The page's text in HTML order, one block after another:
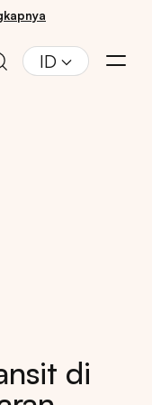
ID
di